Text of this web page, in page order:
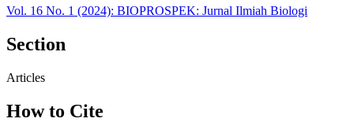
Vol. 16 No. 1 (2024): BIOPROSPEK: Jurnal Ilmiah Biologi
Section
Articles
How to Cite